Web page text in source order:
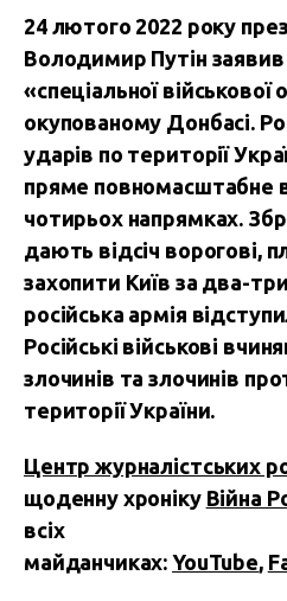
24 лютого 2022 року
Володимир Путін
«спеціальної військової
окупованому Донбасі.
ударів по території
пряме повномасштабне
чотирьох напрямках.
дають відсіч ворогові,
захопити Київ за два-
російська армія
Російські військові
злочинів та злочинів
території України.
Центр журналістських
щоденну хроніку Війна
всіх
майданчиках:YouTube,